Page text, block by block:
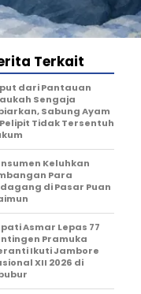
Terkait
dari Pantauan
Sengaja
Sabung Ayam
Tidak Tersentuh
Keluhkan
Para
di Pasar Puan
Asmar Lepas 77
Pramuka
Ikuti Jambore
XII 2026 di